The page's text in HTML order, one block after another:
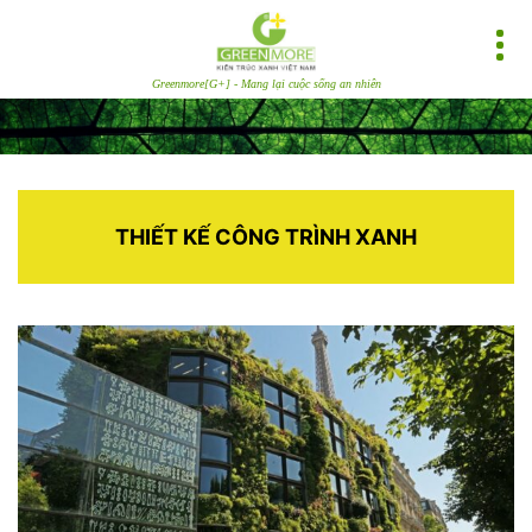
Greenmore[G+] - Mang lại cuộc sống an nhiên
THIẾT KẾ CÔNG TRÌNH XANH